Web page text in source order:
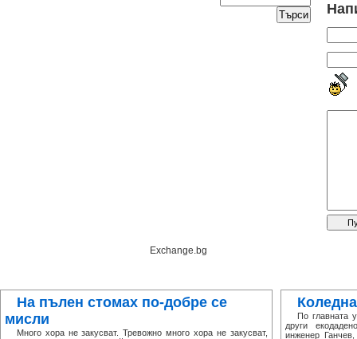
Exchange.bg
На пълен стомах по-добре се
мисли
Много хора не закусват. Тревожно много хора не закусват,
По главната
други
инженер